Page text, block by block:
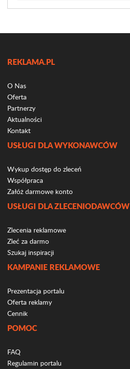
REKLAMA.PL
O Nas
Oferta
Partnerzy
Aktualności
Kontakt
USŁUGI DLA WYKONAWCÓW
Wykup dostęp do zleceń
Współpraca
Załóż darmowe konto
USŁUGI DLA ZLECENIODAWCÓW
Zlecenia reklamowe
Zleć za darmo
Szukaj inspiracji
KAMPANIE REKLAMOWE
Prezentacja portalu
Oferta reklamy
Cennik
POMOC
FAQ
Regulamin portalu